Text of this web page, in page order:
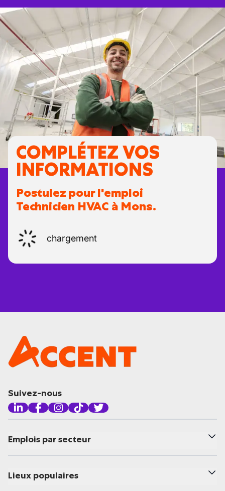
COMPLÉTEZ VOS
INFORMATIONS
Postulez pour l'emploi
Technicien HVAC à Mons.
chargement
Suivez-nous
Emplois par secteur
Lieux populaires